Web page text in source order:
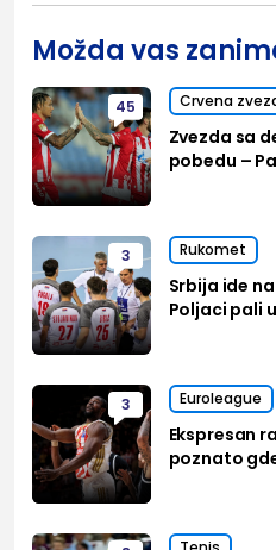
Možda vas
45 Crvena
Zvezda sa
pobedu –
3 Rukomet
Srbija ide
Poljaci pali
3 Euroleague
Ekspresan
poznato